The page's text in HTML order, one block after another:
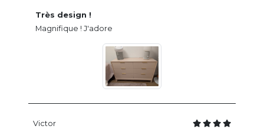
Très design !
Magnifique ! J'adore
Victor